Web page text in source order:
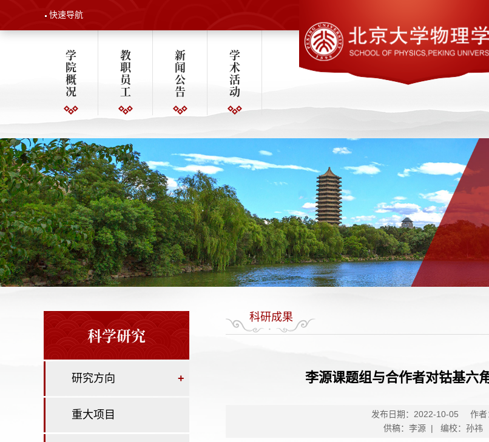
快速导航
学
院
概
况
教
职
员
工
新
闻
公
告
学
术
活
动
科学研究
研究方向 +
重大项目
科研成果
李源课题组与合作者对钴基六
发布日期：2022-10-05 作者
供稿：李源 | 编校：孙